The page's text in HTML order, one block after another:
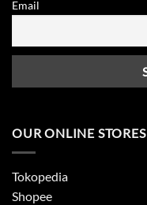
Email
OUR ONLINE STORES
Tokopedia
Shopee